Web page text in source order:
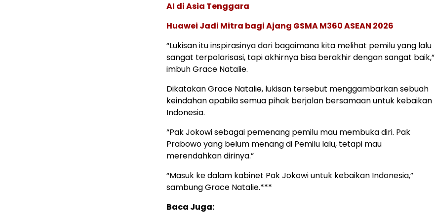
AI di Asia Tenggara
Huawei Jadi Mitra bagi Ajang GSMA M360 ASEAN 2026
“Lukisan itu inspirasinya dari bagaimana kita melihat pemilu yang lalu
sangat terpolarisasi, tapi akhirnya bisa berakhir dengan sangat baik,”
imbuh Grace Natalie.
Dikatakan Grace Natalie, lukisan tersebut menggambarkan sebuah
keindahan apabila semua pihak berjalan bersamaan untuk kebaikan
Indonesia.
“Pak Jokowi sebagai pemenang pemilu mau membuka diri. Pak
Prabowo yang belum menang di Pemilu lalu, tetapi mau
merendahkan dirinya.”
“Masuk ke dalam kabinet Pak Jokowi untuk kebaikan Indonesia,”
sambung Grace Natalie.***
Baca Juga: